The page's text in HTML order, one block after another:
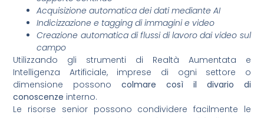
Acquisizione automatica dei dati mediante AI
Indicizzazione e tagging di immagini e video
Creazione automatica di flussi di lavoro dai video sul
campo
Utilizzando gli strumenti di Realtà Aumentata e
Intelligenza Artificiale, imprese di ogni settore o
dimensione possonocolmare così il divario di
conoscenze interno.
Le risorse senior possono condividere facilmente le